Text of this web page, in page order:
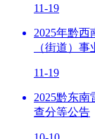
11-19
2025年黔
（街道）
11-19
2025黔东
查分等公告